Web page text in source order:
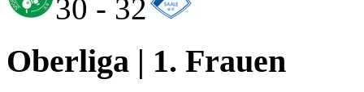
30 - 32
Oberliga | 1. Frauen